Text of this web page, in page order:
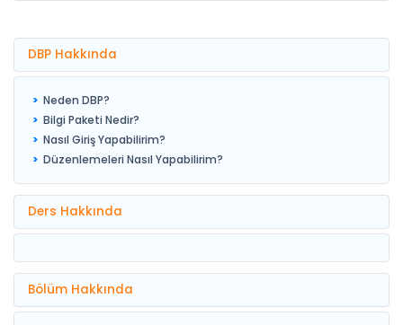
DBP Hakkında
Neden DBP?
Bilgi Paketi Nedir?
Nasıl Giriş Yapabilirim?
Düzenlemeleri Nasıl Yapabilirim?
Ders Hakkında
Bölüm Hakkında